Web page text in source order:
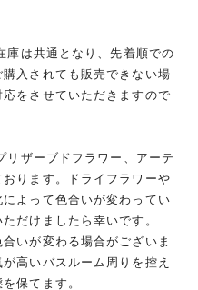
庫は共通となり、先着順での
入されても販売できない場
をさせていただきますので
ザーブドフラワー、アーテ
ります。ドライフラワーや
よって色合いが変わってい
だけましたら幸いです。
いが変わる場合がございま
高いバスルーム周りを控え
保てます。